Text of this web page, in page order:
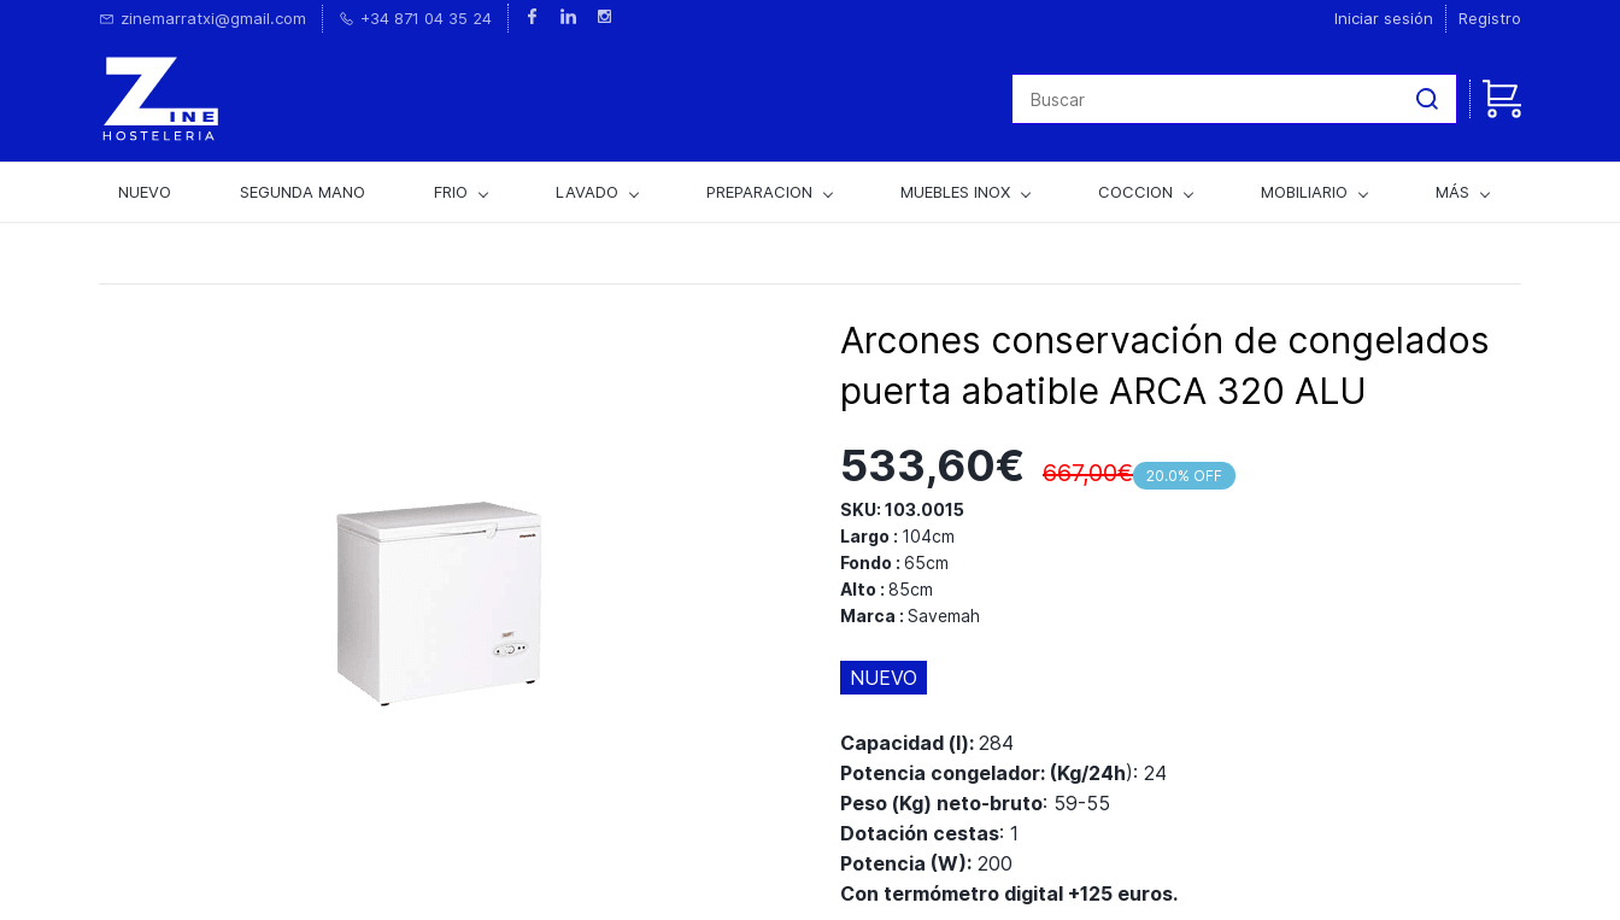
zinemarratxi@gmail.com +34 871 04 35 24 Iniciar sesión Registro
NUEVO SEGUNDA MANO FRIO LAVADO PREPARACION MUEBLES INOX COCCION MOBILIARIO MÁS
Arcones conservación de congelados
puerta abatible ARCA 320 ALU
533,60€ 667,00€ 20.0% OFF
SKU: 103.0015
Largo : 104cm
Fondo : 65cm
Alto : 85cm
Marca : Savemah
NUEVO
Capacidad (l): 284
Potencia congelador: (Kg/24h): 24
Peso (Kg) neto-bruto: 59-55
Dotación cestas: 1
Potencia (W): 200
Con termómetro digital +125 euros.